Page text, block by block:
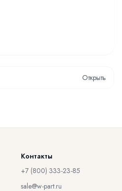
Открыть
Контакты
+7 (800) 333-23-85
sale@w-part.ru